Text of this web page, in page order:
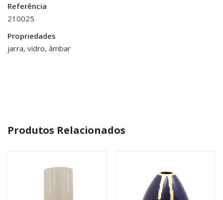
Referência
210025
Propriedades
jarra, vidro, âmbar
You must be <a href="https://www.homeart.pt/minha-
conta/">logged in</a> to post a review.
Produtos Relacionados